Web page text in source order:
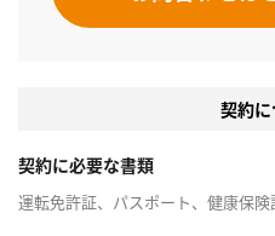
契約
契約に必要な書類
運転免許証、パスポート、健康保